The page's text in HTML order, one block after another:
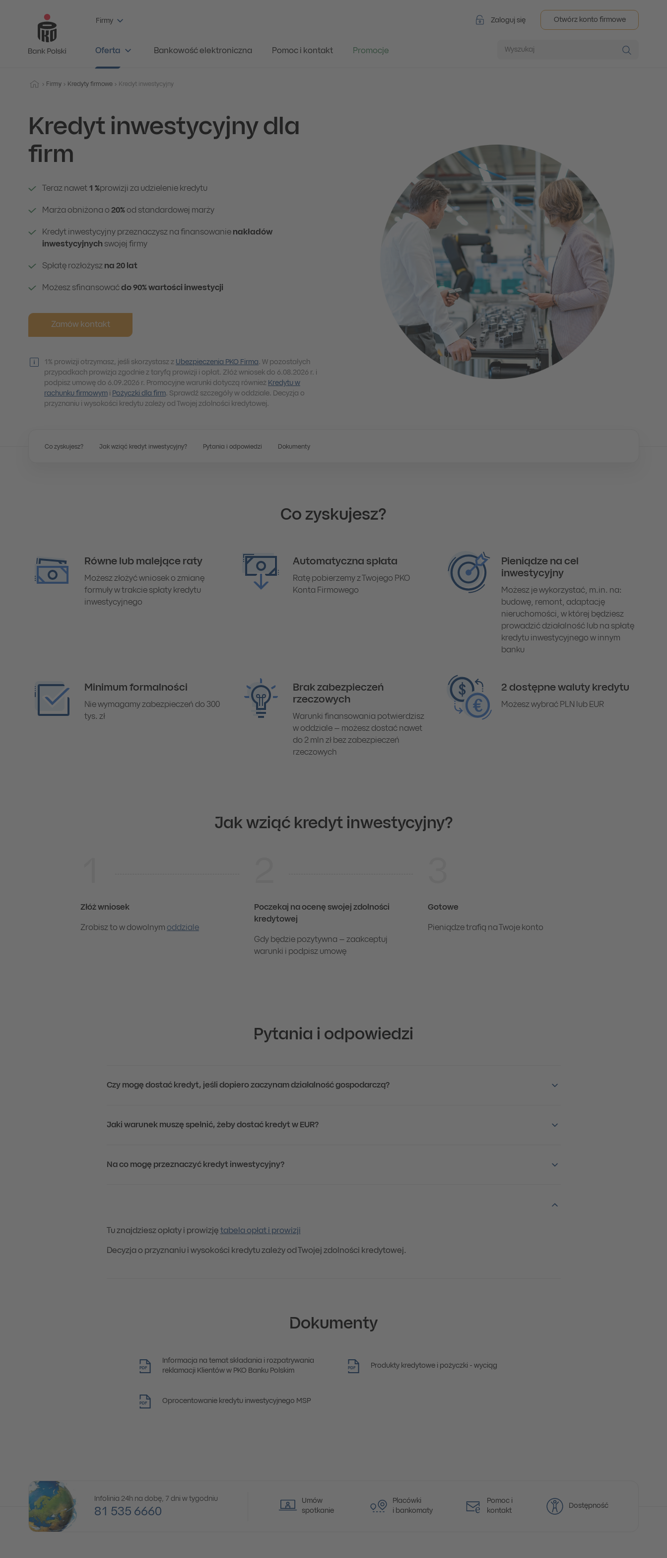
Firmy
Oferta Bankowość elektroniczna Pomoc i kontakt Promocje
Zaloguj się Otwórz konto firmowe
Wyszukaj
Firmy Kredyty firmowe Kredyt inwestycyjny
Kredyt inwestycyjny dla
firm
Teraz nawet 1 % prowizji za udzielenie kredytu
Marża obniżona o 20% od standardowej marży
Kredyt inwestycyjny przeznaczysz na finansowanie nakładów
inwestycyjnych swojej firmy
Spłatę rozłożysz na 20 lat
Możesz sfinansować do 90% wartości inwestycji
Zamów kontakt
1% prowizji otrzymasz, jeśli skorzystasz z Ubezpieczenia PKO Firma. W pozostałych
przypadkach prowizja zgodnie z taryfą prowizji i opłat. Złóż wniosek do 6.08.2026 r. i
podpisz umowę do 6.09.2026 r. Promocyjne warunki dotyczą również Kredytu w
rachunku firmowym i Pożyczki dla firm. Sprawdź szczegóły w oddziale. Decyzja o
przyznaniu i wysokości kredytu zależy od Twojej zdolności kredytowej.
Co zyskujesz? Jak wziąć kredyt inwestycyjny? Pytania i odpowiedzi Dokumenty
Co zyskujesz?
Równe lub malejące raty
Możesz złożyć wniosek o zmianę
formuły w trakcie spłaty kredytu
inwestycyjnego
Automatyczna spłata
Ratę pobierzemy z Twojego PKO
Konta Firmowego
Pieniądze na cel
inwestycyjny
Możesz je wykorzystać, m.in. na:
budowę, remont, adaptację
nieruchomości, w której będziesz
prowadzić działalność lub na spłatę
kredytu inwestycyjnego w innym
banku
Minimum formalności
Nie wymagamy zabezpieczeń do 300
tys. zł
Brak zabezpieczeń
rzeczowych
Warunki finansowania potwierdzisz
w oddziale – możesz dostać nawet
do 2 mln zł bez zabezpieczeń
rzeczowych
2 dostępne waluty kredytu
Możesz wybrać PLN lub EUR
Jak wziąć kredyt inwestycyjny?
Złóż wniosek
Zrobisz to w dowolnym oddziale
Poczekaj na ocenę swojej zdolności
kredytowej
Gdy będzie pozytywna – zaakceptuj
warunki i podpisz umowę
Gotowe
Pieniądze trafią na Twoje konto
Pytania i odpowiedzi
Czy mogę dostać kredyt, jeśli dopiero zaczynam działalność gospodarczą?
Jaki warunek muszę spełnić, żeby dostać kredyt w EUR?
Na co mogę przeznaczyć kredyt inwestycyjny?
Tu znajdziesz opłaty i prowizję tabela opłat i prowizji
Decyzja o przyznaniu i wysokości kredytu zależy od Twojej zdolności kredytowej.
Dokumenty
PDF
Informacja na temat składania i rozpatrywania
reklamacji Klientów w PKO Banku Polskim
PDF Produkty kredytowe i pożyczki - wyciąg
PDF Oprocentowanie kredytu inwestycyjnego MSP
Infolinia 24h na dobę, 7 dni w tygodniu
81 535 6660
Umów
spotkanie
Placówki
i bankomaty
Pomoc i
kontakt
Dostępność